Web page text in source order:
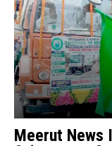
Meerut News